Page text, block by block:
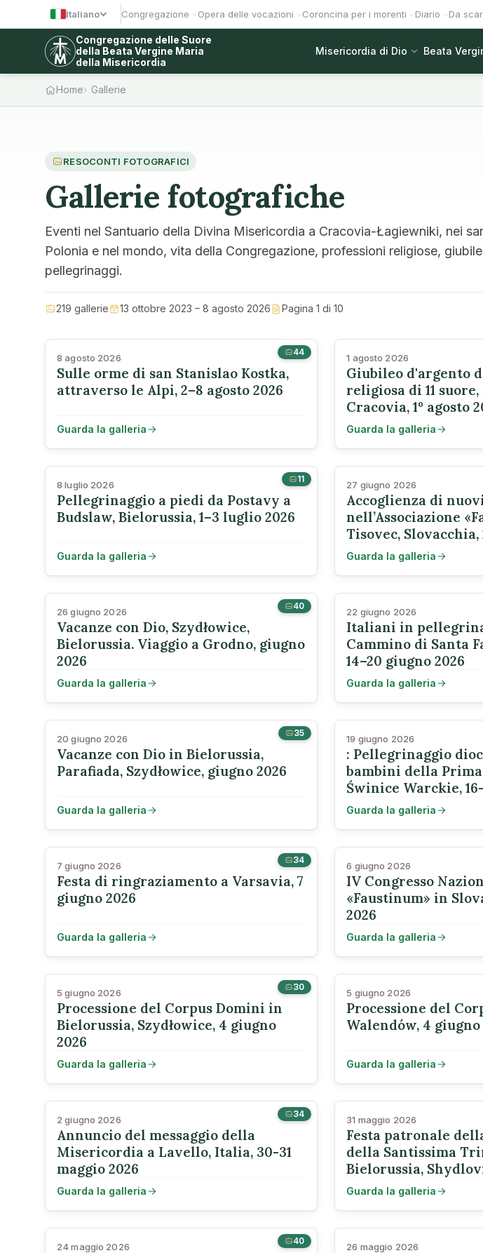
Italiano Congregazione Opera delle vocazioni Coroncina per i morenti Diario Da
Congregazione delle Suore
della Beata Vergine Maria
della Misericordia
Misericordia di Dio Beata
Home Gallerie
RESOCONTI FOTOGRAFICI
Gallerie fotografiche
Eventi nel Santuario della Divina Misericordia a Cracovia-Łagiewniki, nei
Polonia e nel mondo, vita della Congregazione, professioni religiose,
pellegrinaggi.
219 gallerie 13 ottobre 2023 – 8 agosto 2026 Pagina 1 di 10
44
8 agosto 2026
Sulle orme di san Stanislao Kostka,
attraverso le Alpi, 2–8 agosto 2026
Guarda la galleria
1 agosto 2026
Giubileo d'argento
religiosa di 11
Cracovia, 1º agosto
Guarda la galleria
11
8 luglio 2026
Pellegrinaggio a piedi da Postavy a
Budslaw, Bielorussia, 1–3 luglio 2026
Guarda la galleria
27 giugno 2026
Accoglienza di
nell’Associazione
Tisovec, Slovacchia,
Guarda la galleria
40
26 giugno 2026
Vacanze con Dio, Szydłowice,
Bielorussia. Viaggio a Grodno, giugno
2026
Guarda la galleria
22 giugno 2026
Italiani in
Cammino di Santa
14–20 giugno 2026
Guarda la galleria
35
20 giugno 2026
Vacanze con Dio in Bielorussia,
Parafiada, Szydłowice, giugno 2026
Guarda la galleria
19 giugno 2026
: Pellegrinaggio
bambini della
Świnice Warckie,
Guarda la galleria
34
7 giugno 2026
Festa di ringraziamento a Varsavia, 7
giugno 2026
Guarda la galleria
6 giugno 2026
IV Congresso
«Faustinum» in
2026
Guarda la galleria
30
5 giugno 2026
Processione del Corpus Domini in
Bielorussia, Szydłowice, 4 giugno
2026
Guarda la galleria
5 giugno 2026
Processione del
Walendów, 4 giugno
Guarda la galleria
34
2 giugno 2026
Annuncio del messaggio della
Misericordia a Lavello, Italia, 30-31
maggio 2026
Guarda la galleria
31 maggio 2026
Festa patronale
della Santissima
Bielorussia,
2026
Guarda la galleria
40
24 maggio 2026 26 maggio 2026